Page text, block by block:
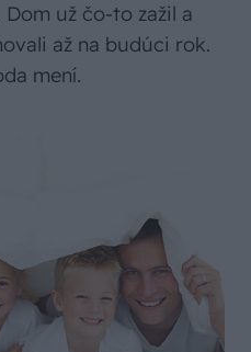
už čo-to zažil a
až na budúci rok.
mení.